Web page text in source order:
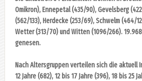
Omikron), Ennepetal (435/90), Gevelsberg
(562/133), Herdecke (253/69), Schwelm (464/
Wetter (313/70) und Witten (1096/266).
genesen.
Nach Altersgruppen verteilen sich die aktuell
12 Jahre (682), 12 bis 17 Jahre (396), 18 bis 25